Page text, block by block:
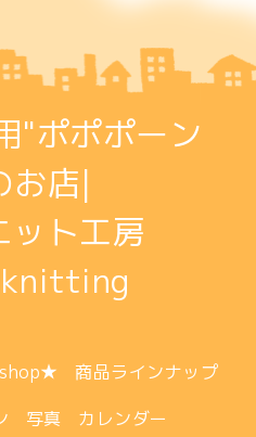
"ポポポーン
お店|
ット工房
商品ラインナップ
写真 カレンダー